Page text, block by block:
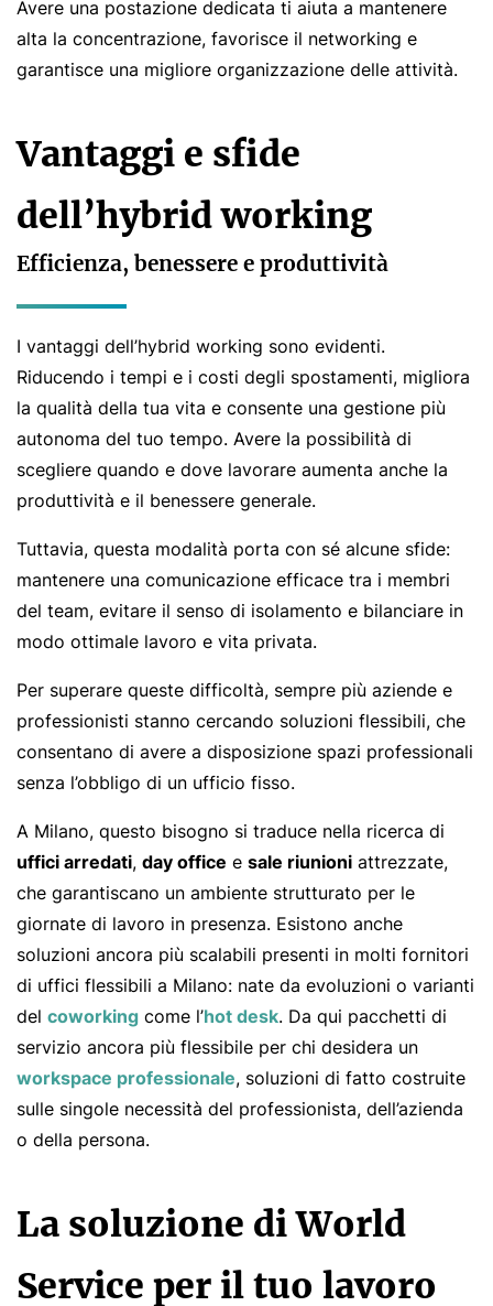
Avere una postazione dedicata ti aiuta a mantenere
alta la concentrazione, favorisce il networking e
garantisce una migliore organizzazione delle attività.
Vantaggi e sfide
dell’hybrid working
Efficienza, benessere e produttività
I vantaggi dell’hybrid working sono evidenti.
Riducendo i tempi e i costi degli spostamenti, migliora
la qualità della tua vita e consente una gestione più
autonoma del tuo tempo. Avere la possibilità di
scegliere quando e dove lavorare aumenta anche la
produttività e il benessere generale.
Tuttavia, questa modalità porta con sé alcune sfide:
mantenere una comunicazione efficace tra i membri
del team, evitare il senso di isolamento e bilanciare in
modo ottimale lavoro e vita privata.
Per superare queste difficoltà, sempre più aziende e
professionisti stanno cercando soluzioni flessibili, che
consentano di avere a disposizione spazi professionali
senza l’obbligo di un ufficio fisso.
A Milano, questo bisogno si traduce nella ricerca di
uffici arredati, day office e sale riunioni attrezzate,
che garantiscano un ambiente strutturato per le
giornate di lavoro in presenza. Esistono anche
soluzioni ancora più scalabili presenti in molti fornitori
di uffici flessibili a Milano: nate da evoluzioni o varianti
del coworking come l’hot desk. Da qui pacchetti di
servizio ancora più flessibile per chi desidera un
workspace professionale, soluzioni di fatto costruite
sulle singole necessità del professionista, dell’azienda
o della persona.
La soluzione di World
Service per il tuo lavoro